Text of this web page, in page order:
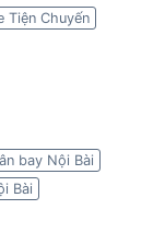
Tiện Chuyến
bay Nội Bài
Bài